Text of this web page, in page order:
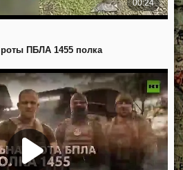
роты ПБЛА 1455 полка